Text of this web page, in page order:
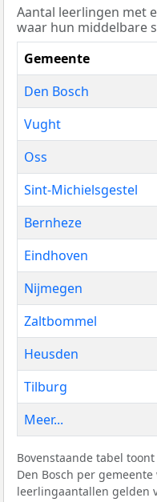
Aantal leerlingen met
waar hun middelbare
Gemeente
Den Bosch
Vught
Oss
Sint-Michielsgestel
Bernheze
Eindhoven
Nijmegen
Zaltbommel
Heusden
Tilburg
Meer...
Bovenstaande tabel
Den Bosch per
leerlingaantallen gelden